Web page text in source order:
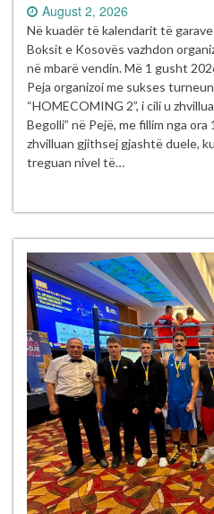
August 2, 2026
Në kuadër të kalendarit të
Boksit e Kosovës vazhdon
në mbarë vendin. Më 1 gusht
Peja organizoi me sukses
“HOMECOMING 2”, i cili u
Begolli” në Pejë, me fillim nga
zhvilluan gjithsej gjashtë duele,
treguan nivel të…